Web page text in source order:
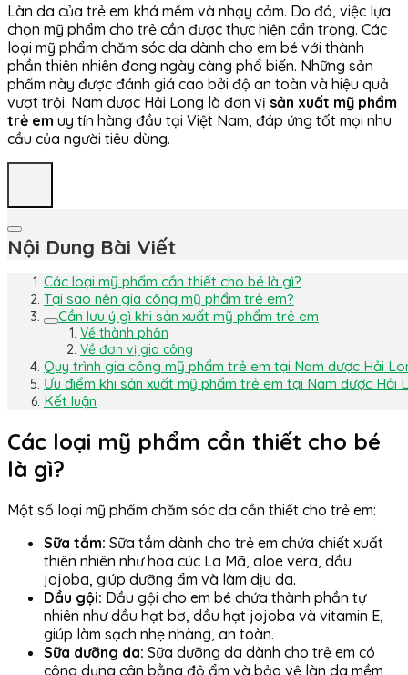
Làn da của trẻ em khá mềm và nhạy cảm. Do đó, việc lựa
chọn mỹ phẩm cho trẻ cần được thực hiện cẩn trọng. Các
loại mỹ phẩm chăm sóc da dành cho em bé với thành
phần thiên nhiên đang ngày càng phổ biến. Những sản
phẩm này được đánh giá cao bởi độ an toàn và hiệu quả
vượt trội. Nam dược Hải Long là đơn vị sản xuất mỹ phẩm
trẻ em uy tín hàng đầu tại Việt Nam, đáp ứng tốt mọi nhu
cầu của người tiêu dùng.
Nội Dung Bài Viết
Các loại mỹ phẩm cần thiết cho bé là gì?
Tại sao nên gia công mỹ phẩm trẻ em?
Cần lưu ý gì khi sản xuất mỹ phẩm trẻ em
Về thành phần
Về đơn vị gia công
Quy trình gia công mỹ phẩm trẻ em tại Nam dược Hải
Ưu điểm khi sản xuất mỹ phẩm trẻ em tại Nam dược Hải
Kết luận
Các loại mỹ phẩm cần thiết cho bé
là gì?
Một số loại mỹ phẩm chăm sóc da cần thiết cho trẻ em:
Sữa tắm: Sữa tắm dành cho trẻ em chứa chiết xuất
thiên nhiên như hoa cúc La Mã, aloe vera, dầu
jojoba, giúp dưỡng ẩm và làm dịu da.
Dầu gội: Dầu gội cho em bé chứa thành phần tự
nhiên như dầu hạt bơ, dầu hạt jojoba và vitamin E,
giúp làm sạch nhẹ nhàng, an toàn.
Sữa dưỡng da: Sữa dưỡng da dành cho trẻ em có
công dụng cân bằng độ ẩm và bảo vệ làn da mềm